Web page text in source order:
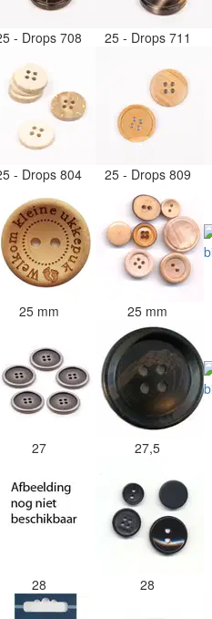
- Drops 708 25 - Drops 711
- Drops 804 25 - Drops 809
25 mm 25 mm
27 27,5
28 28